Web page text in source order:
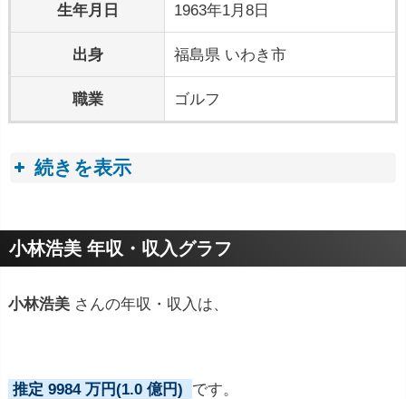
生年月日 1963年1月8日
出身 福島県 いわき市
職業 ゴルフ
続きを表示
プロフィールトピック
小林浩美 年収・収入グラフ
小林浩美 さんの年収・収入は、
推定 9984 万円(1.0 億円) です。